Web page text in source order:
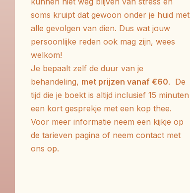
soms kruipt dat gewoon onder je huid met
alle gevolgen van dien. Dus wat jouw
persoonlijke reden ook mag zijn, wees
welkom!
Je bepaalt zelf de duur van je
behandeling, met prijzen vanaf €60. De
tijd die je boekt is altijd inclusief 15 minuten
een kort gesprekje met een kop thee.
Voor meer informatie neem een kijkje op
de tarieven pagina of neem contact met
ons op.